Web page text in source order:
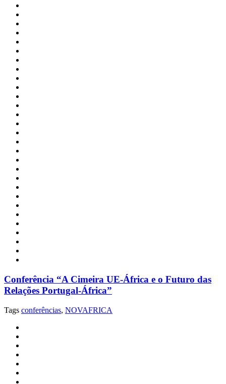
Conferência “A Cimeira UE-África e o Futuro das
Relações Portugal-África”
Tags conferências, NOVAFRICA